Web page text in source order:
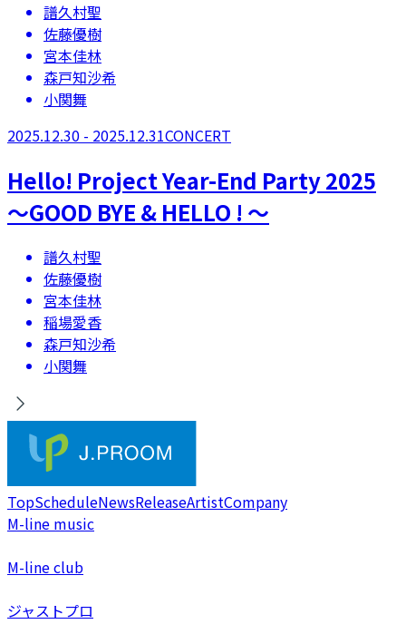
譜久村聖
佐藤優樹
宮本佳林
森戸知沙希
小関舞
2025.12.30 - 2025.12.31CONCERT
Hello! Project Year-End Party 2025
～GOOD BYE & HELLO ! ～
譜久村聖
佐藤優樹
宮本佳林
稲場愛香
森戸知沙希
小関舞
TopScheduleNewsReleaseArtistCompany
M-line music
M-line club
ジャストプロ